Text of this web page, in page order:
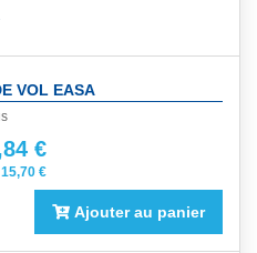
VOL EASA
€
15,70 €
Ajouter au panier